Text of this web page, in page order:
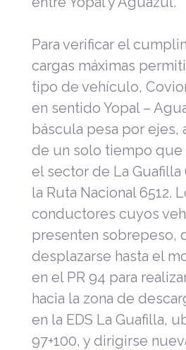
Para verificar el
cargas máximas
tipo de vehículo,
en sentido Yopal –
báscula pesa por ejes,
de un solo tiempo que
el sector de La Guafilla
la Ruta Nacional 6512.
conductores cuyos
presenten sobrepeso,
desplazarse hasta el
en el PR 94 para
hacia la zona de
en la EDS La Guafilla,
97+100, y dirigirse